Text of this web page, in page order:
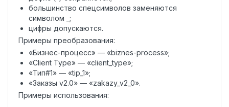
большинство спецсимволов заменяются
символом _;
цифры допускаются.
Примеры преобразования:
«Бизнес-процесс» — «biznes-process»;
«Client Type» — «client_type»;
«Тип#1» — «tip_1»;
«Заказы v2.0» — «zakazy_v2_0».
Примеры использования: